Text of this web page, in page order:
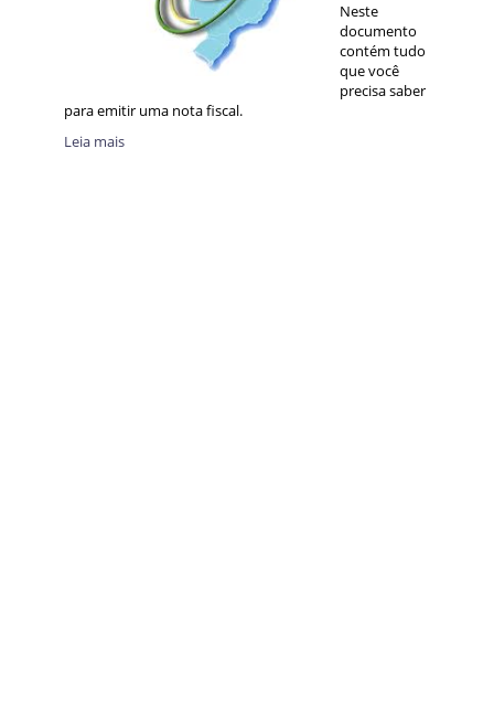
Neste
documento
contém tudo
que você
precisa saber
para emitir uma nota fiscal.
Leia mais